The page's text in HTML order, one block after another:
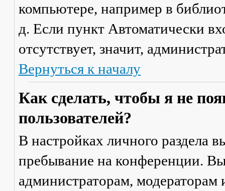
компьютере, например в
д. Если пункт Автоматически
отсутствует, значит,
Вернуться к началу
Как сделать, чтобы я не
пользователей?
В настройках личного раздела
пребывание на конференции.
администраторам,